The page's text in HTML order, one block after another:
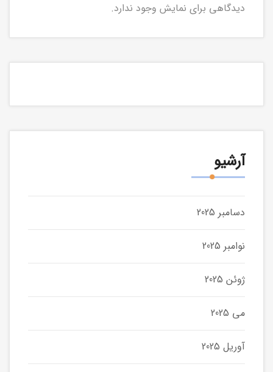
دیدگاهی برای نمایش وجود ندارد.
آرشیو
دسامبر 2025
نوامبر 2025
ژوئن 2025
می 2025
آوریل 2025